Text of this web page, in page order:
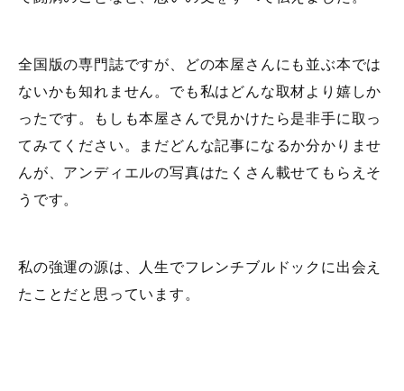
全国版の専門誌ですが、どの本屋さんにも並ぶ本では
ないかも知れません。でも私はどんな取材より嬉しか
ったです。もしも本屋さんで見かけたら是非手に取っ
てみてください。まだどんな記事になるか分かりませ
んが、アンディエルの写真はたくさん載せてもらえそ
うです。
私の強運の源は、人生でフレンチブルドックに出会え
たことだと思っています。